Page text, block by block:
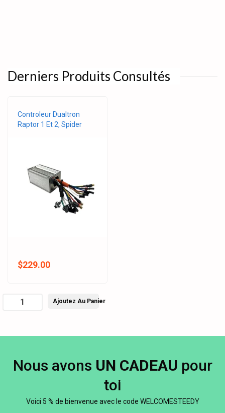
Derniers Produits Consultés
Controleur Dualtron
Raptor 1 Et 2, Spider
$229.00
Ajoutez Au Panier
Nous avons UN CADEAU pour
toi
Voici 5 % de bienvenue avec le code WELCOMESTEEDY